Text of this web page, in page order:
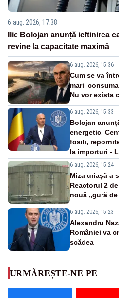
6 aug. 2026, 17:38
Ilie Bolojan anunță ieftinirea
revine la capacitate maximă
6 aug. 2026, 15:36
Cum se va
marii
Nu vor exista
6 aug. 2026, 15:33
Bolojan
energetic.
fosili,
la importuri -
6 aug. 2026, 15:24
Miza uriașă a
Reactorul 2
nouă „gură
6 aug. 2026, 15:23
Alexandru
României va
scădea
URMĂREȘTE-NE PE